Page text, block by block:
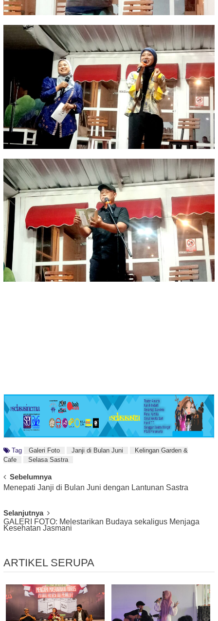
Tag Galeri Foto Janji di Bulan Juni
Kelingan Garden &
Cafe
Selasa Sastra
Post
Navigation
Sebelumnya
Menepati Janji di Bulan Juni dengan Lantunan Sastra
Selanjutnya
GALERI FOTO: Melestarikan Budaya sekaligus Menjaga
Kesehatan Jasmani
ARTIKEL SERUPA